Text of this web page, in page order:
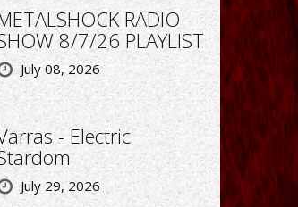
RADIO
8/7/26 PLAYLIST
July 08, 2026
- Electric
July 29, 2026